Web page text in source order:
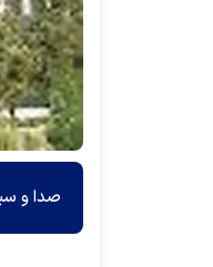
صدا و